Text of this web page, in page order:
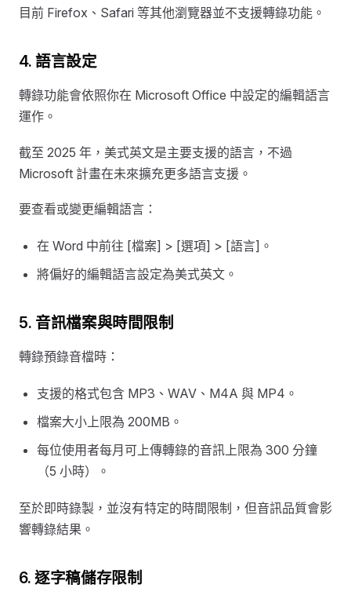
目前 Firefox、Safari 等其他瀏覽器並不支援轉錄功能。
4. 語言設定
轉錄功能會依照你在 Microsoft Office 中設定的編輯語言
運作。
截至 2025 年，美式英文是主要支援的語言，不過
Microsoft 計畫在未來擴充更多語言支援。
要查看或變更編輯語言：
在 Word 中前往 [檔案] >​ [選項] >​ [語言]。
將偏好的編輯語言設定為美式英文。
5. 音訊檔案與時間限制
轉錄預錄音檔時：
支援的格式包含 MP3、WAV、M4A 與 MP4。
檔案大小上限為 200MB。
每位使用者每月可上傳轉錄的音訊上限為 300 分鐘
（5 小時）。
至於即時錄製，並沒有特定的時間限制，但音訊品質會影
響轉錄結果。
6. 逐字稿儲存限制